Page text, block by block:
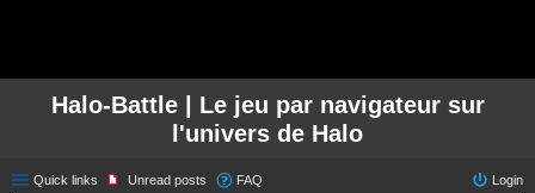
Halo-Battle | Le jeu par navigateur sur
l'univers de Halo
Quick links Unread posts FAQ Login